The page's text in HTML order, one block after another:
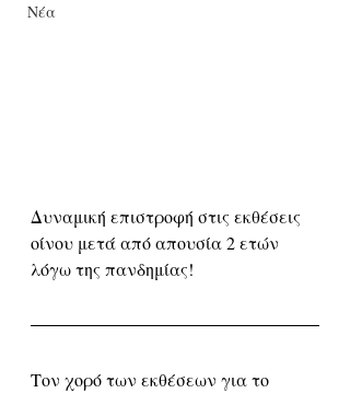
Νέα
Δυναμική επιστροφή στις εκθέσεις
οίνου μετά από απουσία 2 ετών
λόγω της πανδημίας!
Τον χορό των εκθέσεων για το